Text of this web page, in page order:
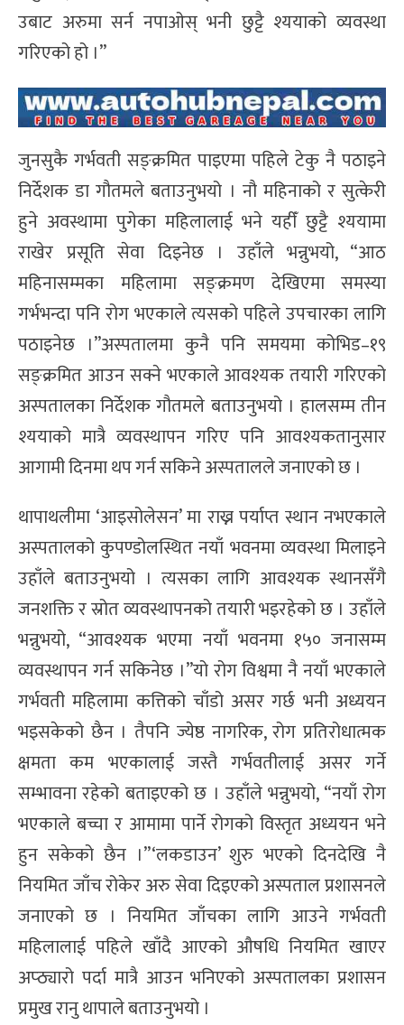
उबाट अरुमा सर्न नपाओस् भनी छुट्टै श्ययाको व्यवस्था
गरिएको हो ।”
जुनसुकै गर्भवती सङ्क्रमित पाइएमा पहिले टेकु नै पठाइने
निर्देशक डा गौतमले बताउनुभयो । नौ महिनाको र सुत्केरी
हुने अवस्थामा पुगेका महिलालाई भने यहीँ छुट्टै श्ययामा
राखेर प्रसूति सेवा दिइनेछ । उहाँले भन्नुभयो, “आठ
महिनासम्मका महिलामा सङ्क्रमण देखिएमा समस्या
गर्भभन्दा पनि रोग भएकाले त्यसको पहिले उपचारका लागि
पठाइनेछ ।”अस्पतालमा कुनै पनि समयमा कोभिड–१९
सङ्क्रमित आउन सक्ने भएकाले आवश्यक तयारी गरिएको
अस्पतालका निर्देशक गौतमले बताउनुभयो । हालसम्म तीन
श्ययाको मात्रै व्यवस्थापन गरिए पनि आवश्यकतानुसार
आगामी दिनमा थप गर्न सकिने अस्पतालले जनाएको छ ।
थापाथलीमा ‘आइसोलेसन’ मा राख्न पर्याप्त स्थान नभएकाले
अस्पतालको कुपण्डोलस्थित नयाँ भवनमा व्यवस्था मिलाइने
उहाँले बताउनुभयो । त्यसका लागि आवश्यक स्थानसँगै
जनशक्ति र स्रोत व्यवस्थापनको तयारी भइरहेको छ । उहाँले
भन्नुभयो, “आवश्यक भएमा नयाँ भवनमा १५० जनासम्म
व्यवस्थापन गर्न सकिनेछ ।”यो रोग विश्वमा नै नयाँ भएकाले
गर्भवती महिलामा कत्तिको चाँडो असर गर्छ भनी अध्ययन
भइसकेको छैन । तैपनि ज्येष्ठ नागरिक, रोग प्रतिरोधात्मक
क्षमता कम भएकालाई जस्तै गर्भवतीलाई असर गर्ने
सम्भावना रहेको बताइएको छ । उहाँले भन्नुभयो, “नयाँ रोग
भएकाले बच्चा र आमामा पार्ने रोगको विस्तृत अध्ययन भने
हुन सकेको छैन ।”‘लकडाउन’ शुरु भएको दिनदेखि नै
नियमित जाँच रोकेर अरु सेवा दिइएको अस्पताल प्रशासनले
जनाएको छ । नियमित जाँचका लागि आउने गर्भवती
महिलालाई पहिले खाँदै आएको औषधि नियमित खाएर
अप्ठ्यारो पर्दा मात्रै आउन भनिएको अस्पतालका प्रशासन
प्रमुख रानु थापाले बताउनुभयो ।